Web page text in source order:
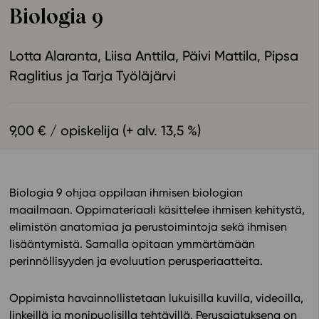
Ominaisuudet
Webinaari­tallenteet
Yhteisö
Ohjevideot
Tietoa meistä
Eettiset periaatteet tekoälyn käyttöön
Tilaa uutiskirje
Ota yhteyttä
Biologia 9
Lotta Alaranta Liisa Anttila Päivi Mattila Pipsa
Raglitius
Tarja Työläjärvi
9,00 € / opiskelija (+ alv. 13,5 %)
Biologia 9 ohjaa oppilaan ihmisen biologian
maailmaan. Oppimateriaali käsittelee ihmisen kehitystä,
elimistön anatomiaa ja perustoimintoja sekä ihmisen
lisääntymistä. Samalla opitaan ymmärtämään
perinnöllisyyden ja evoluution perusperiaatteita.
Oppimista havainnollistetaan lukuisilla kuvilla, videoilla,
linkeillä ja monipuolisilla tehtävillä. Perusajatuksena on